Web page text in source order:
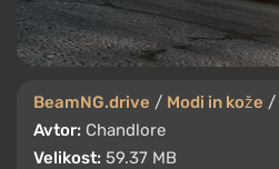
BeamNG.drive / Modi in kože /
Avtor: Chandlore
Velikost: 59.37 MB